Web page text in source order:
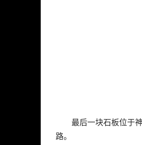
最后一块石板位于
路。